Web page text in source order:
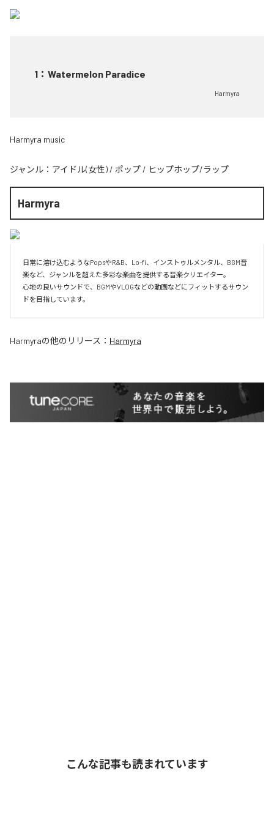
1 ： Watermelon Paradice
Harmyra
Harmyra music
ジャンル： アイドル(女性) / ポップ / ヒップホップ/ラップ
Harmyra
日常に溶け込むようなPopsやR&B、Lo-fi、インストゥルメンタル、BGM音
楽など、ジャンルを超えた多彩な楽曲を提供する音楽クリエイター。
心地の良いサウンドで、BGMやVLOGなどの動画などにフィットするサウン
Harmyraの他のリリース： Harmyra
こんな記事も読まれています